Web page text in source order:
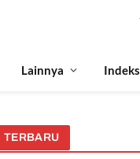
Lainnya Indeks
TERBARU